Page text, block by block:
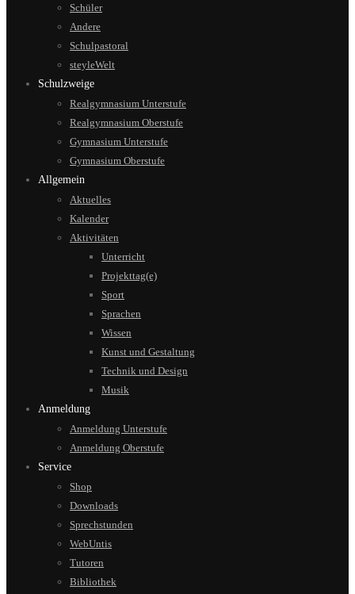
Schüler
Andere
Schulpastoral
steyleWelt
Schulzweige
Realgymnasium Unterstufe
Realgymnasium Oberstufe
Gymnasium Unterstufe
Gymnasium Oberstufe
Allgemein
Aktuelles
Kalender
Aktivitäten
Unterricht
Projekttag(e)
Sport
Sprachen
Wissen
Kunst und Gestaltung
Technik und Design
Musik
Anmeldung
Anmeldung Unterstufe
Anmeldung Oberstufe
Service
Shop
Downloads
Sprechstunden
WebUntis
Tutoren
Bibliothek